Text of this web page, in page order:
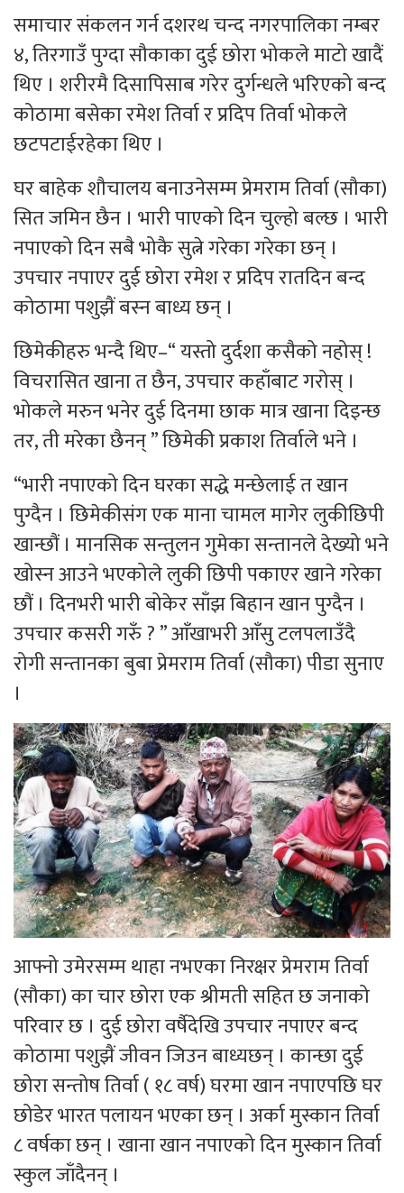
समाचार संकलन गर्न दशरथ चन्द नगरपालिका नम्बर
४, तिरगाउँ पुग्दा सौकाका दुई छोरा भोकले माटो खादैं
थिए । शरीरमै दिसापिसाब गरेर दुर्गन्धले भरिएको बन्द
कोठामा बसेका रमेश तिर्वा र प्रदिप तिर्वा भोकले
छटपटाईरहेका थिए ।
घर बाहेक शौचालय बनाउनेसम्म प्रेमराम तिर्वा (सौका)
सित जमिन छैन । भारी पाएको दिन चुल्हो बल्छ । भारी
नपाएको दिन सबै भोकै सुत्ने गरेका गरेका छन् ।
उपचार नपाएर दुई छोरा रमेश र प्रदिप रातदिन बन्द
कोठामा पशुझैं बस्न बाध्य छन् ।
छिमेकीहरु भन्दै थिए–“ यस्तो दुर्दशा कसैको नहोस् !
विचरासित खाना त छैन, उपचार कहाँबाट गरोस् ।
भोकले मरुन भनेर दुई दिनमा छाक मात्र खाना दिइन्छ
तर, ती मरेका छैनन् ” छिमेकी प्रकाश तिर्वाले भने ।
“भारी नपाएको दिन घरका सद्धे मन्छेलाई त खान
पुग्दैन । छिमेकीसंग एक माना चामल मागेर लुकीछिपी
खान्छौं । मानसिक सन्तुलन गुमेका सन्तानले देख्यो भने
खोस्न आउने भएकोले लुकी छिपी पकाएर खाने गरेका
छौं । दिनभरी भारी बोकेर साँझ बिहान खान पुग्दैन ।
उपचार कसरी गरुँ ? ” आँखाभरी आँसु टलपलाउँदै
रोगी सन्तानका बुबा प्रेमराम तिर्वा (सौका) पीडा सुनाए
।
आफ्नो उमेरसम्म थाहा नभएका निरक्षर प्रेमराम तिर्वा
(सौका) का चार छोरा एक श्रीमती सहित छ जनाको
परिवार छ । दुई छोरा वर्षैदेखि उपचार नपाएर बन्द
कोठामा पशुझैं जीवन जिउन बाध्यछन् । कान्छा दुई
छोरा सन्तोष तिर्वा ( १८ वर्ष) घरमा खान नपाएपछि घर
छोडेर भारत पलायन भएका छन् । अर्का मुस्कान तिर्वा
८ वर्षका छन् । खाना खान नपाएको दिन मुस्कान तिर्वा
स्कुल जाँदैनन् ।